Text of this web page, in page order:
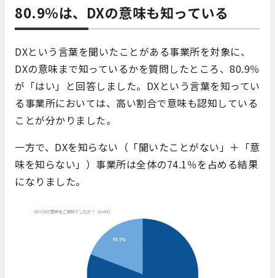
80.9％は、DXの意味も知っている
DXという言葉を聞いたことがある事業所を対象に、
DXの意味まで知っているかを質問したところ、80.9％
が「はい」と回答しました。DXという言葉を知ってい
る事業所においては、高い割合で意味も認知している
ことが分かりました。
一方で、DXを知らない（「聞いたことがない」＋「意
味を知らない」）事業所は全体の74.1％を占める結果
になりました。